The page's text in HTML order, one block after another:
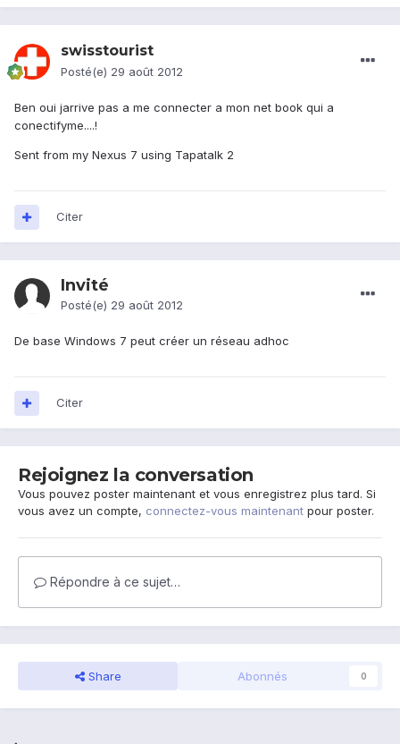
swisstourist
Posté(e) 29 août 2012
Ben oui jarrive pas a me connecter a mon net book qui a
conectifyme....!
Sent from my Nexus 7 using Tapatalk 2
Citer
Invité
Posté(e) 29 août 2012
De base Windows 7 peut créer un réseau adhoc
Citer
Rejoignez la conversation
Vous pouvez poster maintenant et vous enregistrez plus tard. Si
vous avez un compte, connectez-vous maintenant pour poster.
Répondre à ce sujet…
Share Abonnés 0